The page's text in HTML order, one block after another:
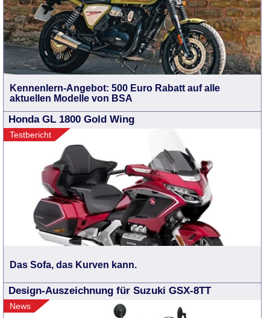
Kennenlern-Angebot: 500 Euro Rabatt auf alle
aktuellen Modelle von BSA
Honda GL 1800 Gold Wing
Testbericht
Das Sofa, das Kurven kann.
Design-Auszeichnung für Suzuki GSX-8TT
News